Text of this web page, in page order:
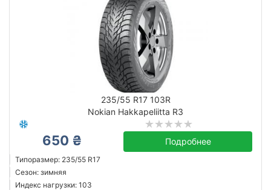
235/55 R17 103R
Nokian Hakkapeliitta R3
650 ₴ Подробнее
Типоразмер: 235/55 R17
Сезон: зимняя
Индекс нагрузки: 103